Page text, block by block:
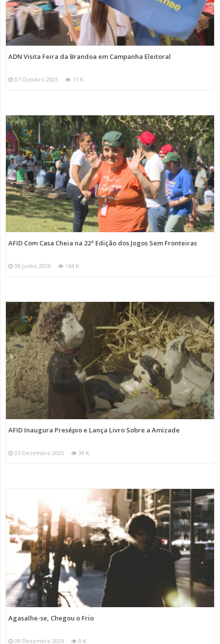
ADN Visita Feira da Brandoa em Campanha Eleitoral
07 Outubro 2025 11 K
AFID Com Casa Cheia na 22ª Edição dos Jogos Sem Fronteiras
08 Junho 2026 164 K
AFID Inaugura Presépio e Lança Livro Sobre a Amizade
05 Dezembro 2025 39 K
Agasalhe-se, Chegou o Frio
09 Dezembro 2024 0 K